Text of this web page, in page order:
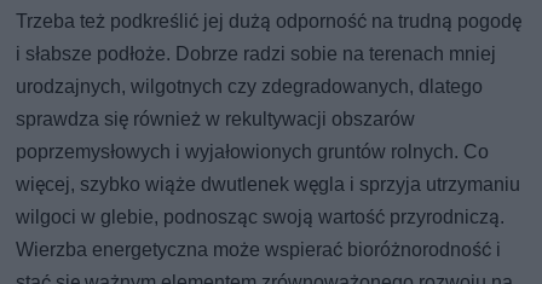
Trzeba też podkreślić jej dużą odporność na trudną pogodę
i słabsze podłoże. Dobrze radzi sobie na terenach mniej
urodzajnych, wilgotnych czy zdegradowanych, dlatego
sprawdza się również w rekultywacji obszarów
poprzemysłowych i wyjałowionych gruntów rolnych. Co
więcej, szybko wiąże dwutlenek węgla i sprzyja utrzymaniu
wilgoci w glebie, podnosząc swoją wartość przyrodniczą.
Wierzba energetyczna może wspierać bioróżnorodność i